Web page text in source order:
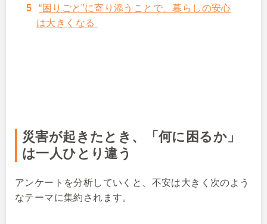
“困りごと”に寄り添うことで、暮らしの安心
は大きくなる
災害が起きたとき、「何に困るか」
は一人ひとり違う
アンケートを分析していくと、不安は大きく次のよう
なテーマに集約されます。